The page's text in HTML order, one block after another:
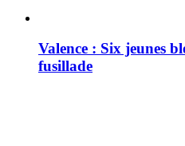
Valence : Six jeunes
fusillade